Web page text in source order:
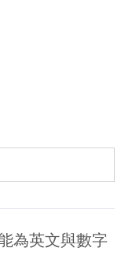
為英文與數字